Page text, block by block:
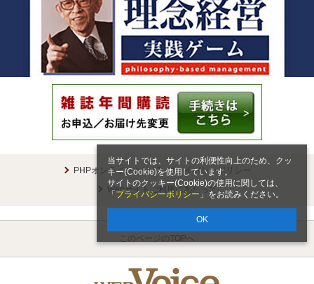
当サイトでは、サイトの利便性向上のため、クッ
キー(Cookie)を使用しています。
サイトのクッキー(Cookie)の使用に関しては、
「 プライバシーポリシー 」をお読みください。
OK
PHPオンラインとは
プライバシーポリシー
Webサイトご利用にあたって
このページのTOPへ